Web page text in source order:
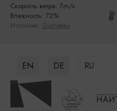
Скорость ветра: 7m/s
Влажность: 72%
Источник: Gismeteo
EN DE RU